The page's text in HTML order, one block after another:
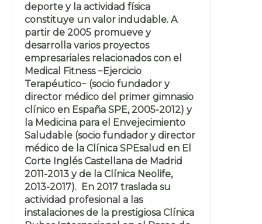
deporte y la actividad física
constituye un valor indudable. A
partir de 2005 promueve y
desarrolla varios proyectos
empresariales relacionados con el
Medical Fitness −Ejercicio
Terapéutico− (socio fundador y
director médico del primer gimnasio
clínico en España SPE, 2005-2012) y
la Medicina para el Envejecimiento
Saludable (socio fundador y director
médico de la Clínica SPEsalud en El
Corte Inglés Castellana de Madrid
2011-2013 y de la Clínica Neolife,
2013-2017). En 2017 traslada su
actividad profesional a las
instalaciones de la prestigiosa Clínica